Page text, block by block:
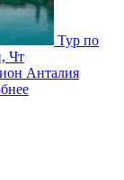
Тур по
Чт
Анталия